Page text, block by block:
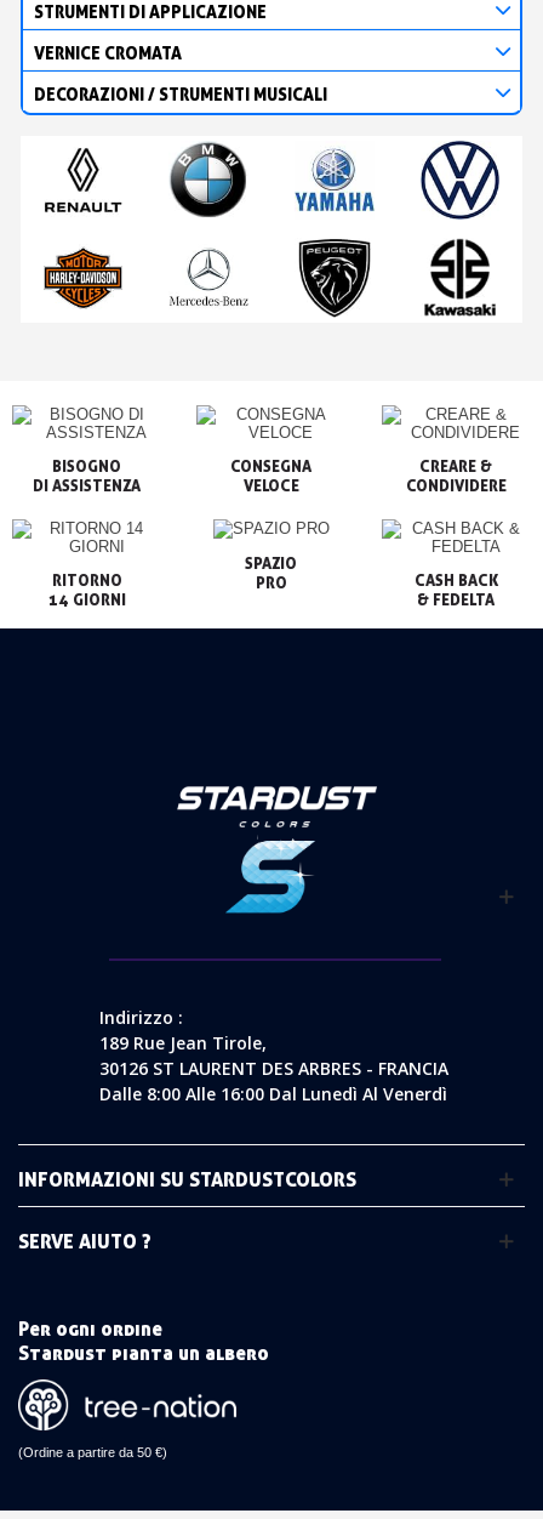
STRUMENTI DI APPLICAZIONE
VERNICE CROMATA
DECORAZIONI / STRUMENTI MUSICALI
BISOGNO
CONSEGNA
VELOCE
CREARE &
CONDIVIDERE
RITORNO
14 GIORNI
SPAZIO
PRO
CASH BACK
& FEDELTA
Indirizzo :
189 Rue Jean Tirole,
30126 ST LAURENT DES ARBRES - FRANCIA
Dalle 8:00 Alle 16:00 Dal Lunedì Al Venerdì
INFORMAZIONI SU STARDUSTCOLORS
SERVE AIUTO ?
Per ogni ordine
Stardust pianta un albero
(Ordine a partire da 50 €)